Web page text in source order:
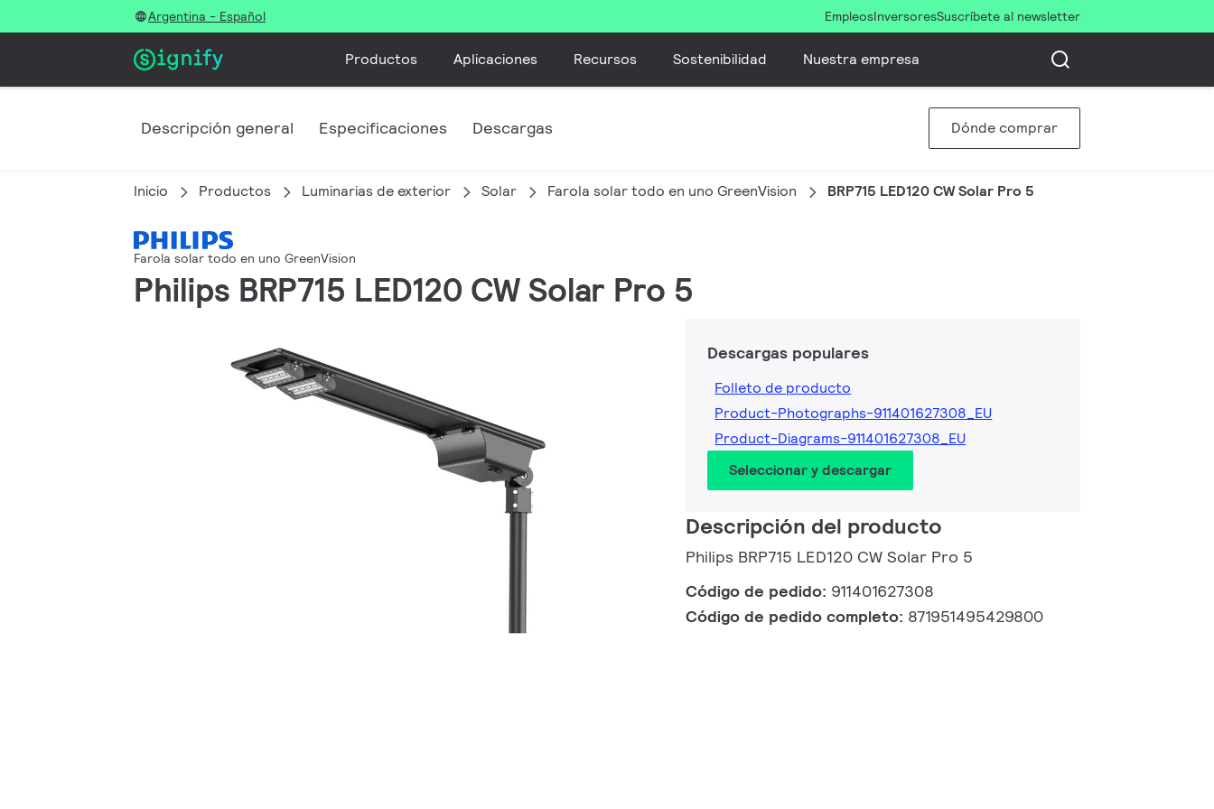
Argentina - Español EmpleosInversoresSuscríbete al newsletter
Productos Aplicaciones Recursos Sostenibilidad Nuestra empresa
Descripción general Especificaciones Descargas Dónde comprar
Inicio Productos Luminarias de exterior Solar Farola solar todo en uno GreenVision BRP715 LED120 CW Solar Pro 5
Farola solar todo en uno GreenVision
Philips BRP715 LED120 CW Solar Pro 5
Descargas populares
Folleto de producto
Product-Photographs-911401627308_EU
Product-Diagrams-911401627308_EU
Seleccionar y descargar
Descripción del producto
Philips BRP715 LED120 CW Solar Pro 5
Código de pedido: 911401627308
Código de pedido completo: 871951495429800